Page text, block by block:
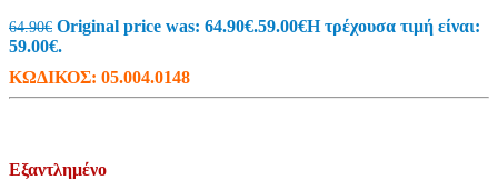
64.90€ Original price was: 64.90€.59.00€Η τρέχουσα τιμή είναι:
59.00€.
ΚΩΔΙΚΟΣ: 05.004.0148
Εξαντλημένο